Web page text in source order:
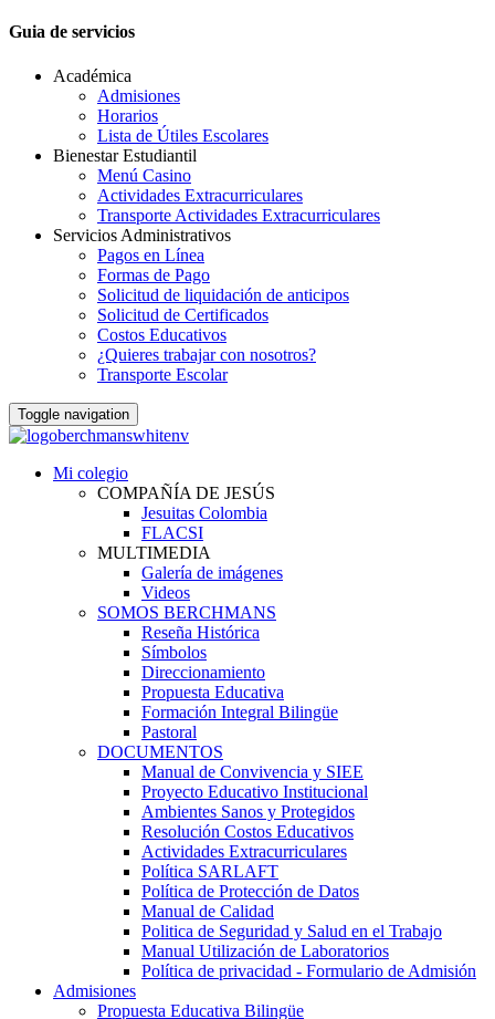
Guia de servicios
Académica
Admisiones
Horarios
Lista de Útiles Escolares
Bienestar Estudiantil
Menú Casino
Actividades Extracurriculares
Transporte Actividades Extracurriculares
Servicios Administrativos
Pagos en Línea
Formas de Pago
Solicitud de liquidación de anticipos
Solicitud de Certificados
Costos Educativos
¿Quieres trabajar con nosotros?
Transporte Escolar
Toggle navigation
Mi colegio
COMPAÑÍA DE JESÚS
Jesuitas Colombia
FLACSI
MULTIMEDIA
Galería de imágenes
Videos
SOMOS BERCHMANS
Reseña Histórica
Símbolos
Direccionamiento
Propuesta Educativa
Formación Integral Bilingüe
Pastoral
DOCUMENTOS
Manual de Convivencia y SIEE
Proyecto Educativo Institucional
Ambientes Sanos y Protegidos
Resolución Costos Educativos
Actividades Extracurriculares
Política SARLAFT
Política de Protección de Datos
Manual de Calidad
Politica de Seguridad y Salud en el Trabajo
Manual Utilización de Laboratorios
Política de privacidad - Formulario de Admisión
Admisiones
Propuesta Educativa Bilingüe